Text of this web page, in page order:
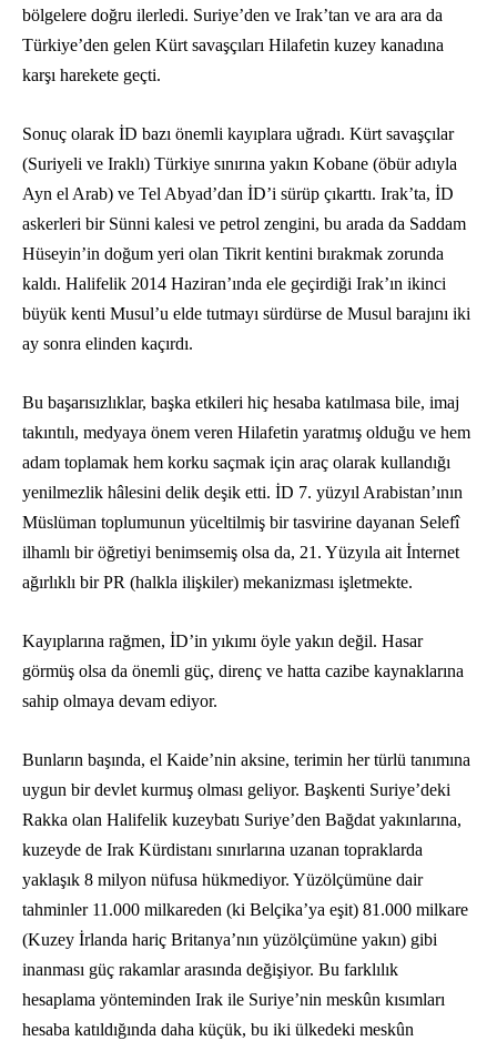
bölgelere doğru ilerledi. Suriye’den ve Irak’tan ve ara ara da
Türkiye’den gelen Kürt savaşçıları Hilafetin kuzey kanadına
karşı harekete geçti.
Sonuç olarak İD bazı önemli kayıplara uğradı. Kürt savaşçılar
(Suriyeli ve Iraklı) Türkiye sınırına yakın Kobane (öbür adıyla
Ayn el Arab) ve Tel Abyad’dan İD’i sürüp çıkarttı. Irak’ta, İD
askerleri bir Sünni kalesi ve petrol zengini, bu arada da Saddam
Hüseyin’in doğum yeri olan Tikrit kentini bırakmak zorunda
kaldı. Halifelik 2014 Haziran’ında ele geçirdiği Irak’ın ikinci
büyük kenti Musul’u elde tutmayı sürdürse de Musul barajını iki
ay sonra elinden kaçırdı.
Bu başarısızlıklar, başka etkileri hiç hesaba katılmasa bile, imaj
takıntılı, medyaya önem veren Hilafetin yaratmış olduğu ve hem
adam toplamak hem korku saçmak için araç olarak kullandığı
yenilmezlik hâlesini delik deşik etti. İD 7. yüzyıl Arabistan’ının
Müslüman toplumunun yüceltilmiş bir tasvirine dayanan Selefî
ilhamlı bir öğretiyi benimsemiş olsa da, 21. Yüzyıla ait İnternet
ağırlıklı bir PR (halkla ilişkiler) mekanizması işletmekte.
Kayıplarına rağmen, İD’in yıkımı öyle yakın değil. Hasar
görmüş olsa da önemli güç, direnç ve hatta cazibe kaynaklarına
sahip olmaya devam ediyor.
Bunların başında, el Kaide’nin aksine, terimin her türlü tanımına
uygun bir devlet kurmuş olması geliyor. Başkenti Suriye’deki
Rakka olan Halifelik kuzeybatı Suriye’den Bağdat yakınlarına,
kuzeyde de Irak Kürdistanı sınırlarına uzanan topraklarda
yaklaşık 8 milyon nüfusa hükmediyor. Yüzölçümüne dair
tahminler 11.000 milkareden (ki Belçika’ya eşit) 81.000 milkare
(Kuzey İrlanda hariç Britanya’nın yüzölçümüne yakın) gibi
inanması güç rakamlar arasında değişiyor. Bu farklılık
hesaplama yönteminden Irak ile Suriye’nin meskûn kısımları
hesaba katıldığında daha küçük, bu iki ülkedeki meskûn